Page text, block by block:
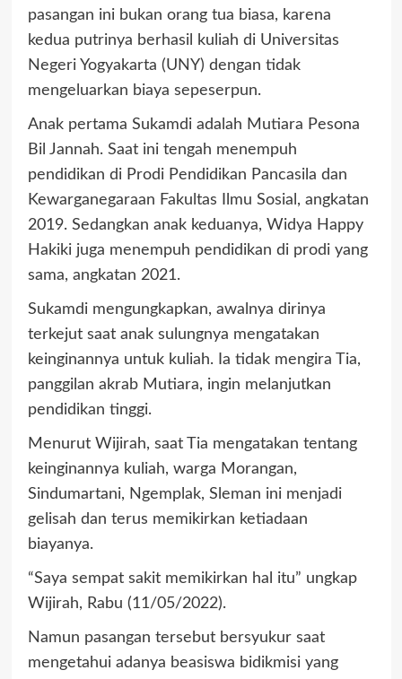
pasangan ini bukan orang tua biasa, karena
kedua putrinya berhasil kuliah di Universitas
Negeri Yogyakarta (UNY) dengan tidak
mengeluarkan biaya sepeserpun.
Anak pertama Sukamdi adalah Mutiara Pesona
Bil Jannah. Saat ini tengah menempuh
pendidikan di Prodi Pendidikan Pancasila dan
Kewarganegaraan Fakultas Ilmu Sosial, angkatan
2019. Sedangkan anak keduanya, Widya Happy
Hakiki juga menempuh pendidikan di prodi yang
sama, angkatan 2021.
Sukamdi mengungkapkan, awalnya dirinya
terkejut saat anak sulungnya mengatakan
keinginannya untuk kuliah. Ia tidak mengira Tia,
panggilan akrab Mutiara, ingin melanjutkan
pendidikan tinggi.
Menurut Wijirah, saat Tia mengatakan tentang
keinginannya kuliah, warga Morangan,
Sindumartani, Ngemplak, Sleman ini menjadi
gelisah dan terus memikirkan ketiadaan
biayanya.
“Saya sempat sakit memikirkan hal itu” ungkap
Wijirah, Rabu (11/05/2022).
Namun pasangan tersebut bersyukur saat
mengetahui adanya beasiswa bidikmisi yang